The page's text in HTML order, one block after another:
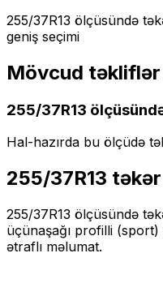
255/37R13 ölçüsündə
geniş seçimi
Mövcud
255/37R13
Hal-hazırda bu ölçüdə
255/37R13
255/37R13 ölçüsündə
üçünaşağı profilli (sport)
ətraflı məlumat.